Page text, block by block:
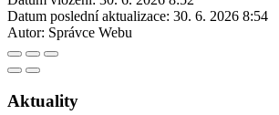
Datum poslední aktualizace: 30. 6. 2026 8:54
Autor: Správce Webu
Aktuality